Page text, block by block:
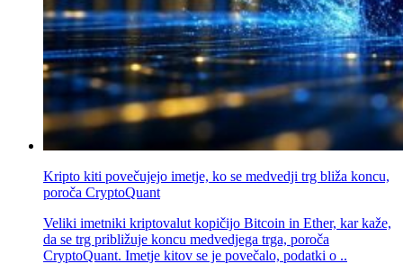
Kripto kiti povečujejo imetje, ko se medvedji trg bliža koncu,
poroča CryptoQuant
Veliki imetniki kriptovalut kopičijo Bitcoin in Ether, kar kaže,
da se trg približuje koncu medvedjega trga, poroča
CryptoQuant. Imetje kitov se je povečalo, podatki o ..